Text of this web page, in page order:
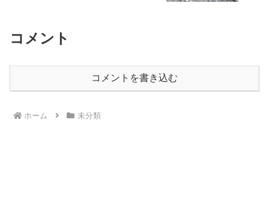
コメント
コメントを書き込む
ホーム 未分類